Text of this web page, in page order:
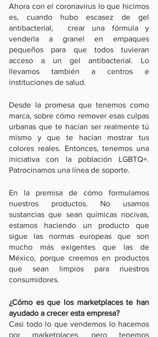
Ahora con el coronavirus lo que hicimos
es, cuando hubo escasez de gel
antibacterial,  crear una fórmula y
venderla a granel en empaques
pequeños para que todos tuvieran
acceso a un gel antibacterial. Lo
llevamos también a centros e
instituciones de salud.
Desde la promesa que tenemos como
marca, sobre cómo remover esas culpas
urbanas que te hacían ser realmente tú
mismo y que te hacían mostrar tus
colores reales. Entonces, tenemos una
iniciativa con la población LGBTQ+.
Patrocinamos una línea de soporte.
En la premisa de cómo formulamos
nuestros productos. No usamos
sustancias que sean químicas nocivas,
estamos haciendo un producto que
sigue las normas europeas que son
mucho más exigentes que las de
México, porque creemos en productos
que sean limpios para nuestros
consumidores.
¿Cómo es que los marketplaces te han
ayudado a crecer esta empresa?
Casi todo lo que vendemos lo hacemos
por marketplaces, pero tenemos